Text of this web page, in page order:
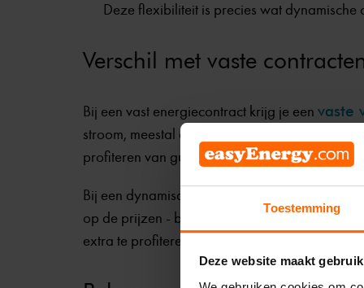
Toestemming
Deze website maakt
Deze flexibiliteit is precies wat dynamische
Verschil met vaste
Bij een vast energiecontract krijg je een vaste
stroom, meestal één keer per jaar bepaald.
profiteren van gunstige beursprijzen.
Bij een dynamisch contract beweeg je mee met
op de prijzen - bijvoorbeeld door een wasje
extra te profiteren wanneer je stroom